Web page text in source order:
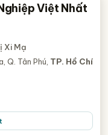
Việt Nhất
Xi Mạ
Q. Tân Phú, TP. Hồ Chí